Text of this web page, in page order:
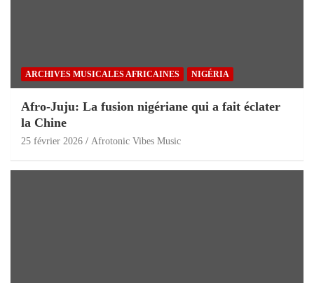
ARCHIVES MUSICALES AFRICAINES NIGÉRIA
Afro-Juju: La fusion nigériane qui a fait éclater
la Chine
25 février 2026 Afrotonic Vibes Music